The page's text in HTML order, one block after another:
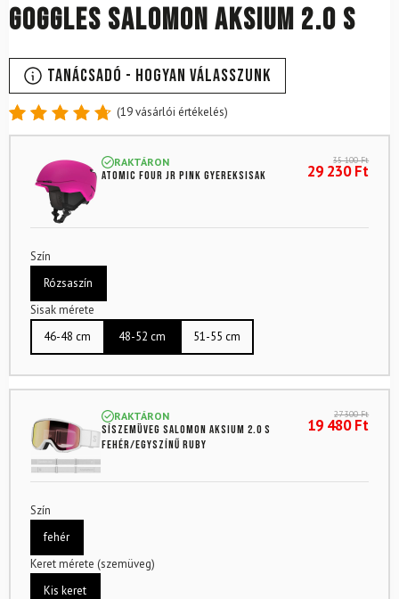
Goggles SALOMON Aksium 2.0 S
Tanácsadó - Hogyan válasszunk
Értékelés
5-ből,
19
értékelés
alapján
(19vásárlói értékelés)
RAKTÁRON
ATOMIC Four Jr Pink gyereksisak
35 100Ft
29 230Ft
Szín
Rózsaszín
Sisak mérete
46-48 cm
48-52 cm 51-55 cm
RAKTÁRON
Síszemüveg SALOMON Aksium 2.0 S
fehér/egyszínű RUBY
27 300Ft
19 480Ft
Szín
fehér
Keret mérete (szemüveg)
Kis keret